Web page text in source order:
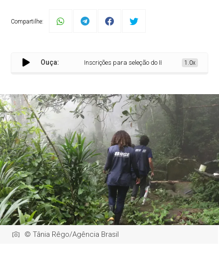
Compartilhe:
Ouça: Inscrições para seleção do IBGE terminam nesta
1.0x
© Tânia Rêgo/Agência Brasil